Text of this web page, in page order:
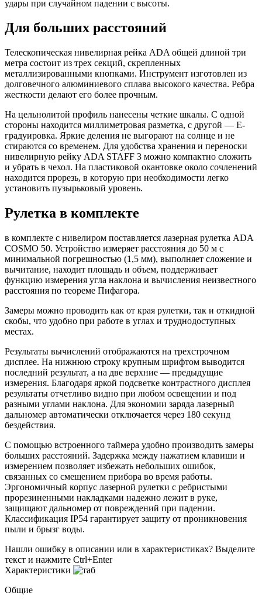
удары при случайном падении с высоты.
Для больших расстояний
Телескопическая нивелирная рейка ADA общей длиной три
метра состоит из трех секций, скрепленных
металлизированными кнопками. Инструмент изготовлен из
долговечного алюминиевого сплава высокого качества. Ребра
жесткости делают его более прочным.
На цельнолитой профиль нанесены четкие шкалы. С одной
стороны находится миллиметровая разметка, с другой — Е-
градуировка. Яркие деления не выгорают на солнце и не
стираются со временем. Для удобства хранения и переноски
нивелирную рейку ADA STAFF 3 можно компактно сложить
и убрать в чехол. На пластиковой окантовке около сочленений
находится прорезь, в которую при необходимости легко
установить пузырьковый уровень.
Рулетка в комплекте
в комплекте с нивелиром поставляется лазерная рулетка ADA
COSMO 50. Устройство измеряет расстояния до 50 м с
минимальной погрешностью (1,5 мм), выполняет сложение и
вычитание, находит площадь и объем, поддерживает
функцию измерения угла наклона и вычисления неизвестного
расстояния по теореме Пифагора.
Замеры можно проводить как от края рулетки, так и откидной
скобы, что удобно при работе в углах и труднодоступных
местах.
Результаты вычислений отображаются на трехстрочном
дисплее. На нижнюю строку крупным шрифтом выводится
последний результат, а на две верхние — предыдущие
измерения. Благодаря яркой подсветке контрастного дисплея
результаты отчетливо видно при любом освещении и под
разными углами наклона. Для экономии заряда лазерный
дальномер автоматически отключается через 180 секунд
бездействия.
С помощью встроенного таймера удобно производить замеры
больших расстояний. Задержка между нажатием клавиши и
измерением позволяет избежать небольших ошибок,
связанных со смещением прибора во время работы.
Эргономичный корпус лазерной рулетки с ребристыми
прорезиненными накладками надежно лежит в руке,
защищают дальномер от повреждений при падении.
Классификация IP54 гарантирует защиту от проникновения
пыли и брызг воды.
Нашли ошибку в описании или в характеристиках? Выделите
текст и нажмите Ctrl+Enter
Характеристики
Общие